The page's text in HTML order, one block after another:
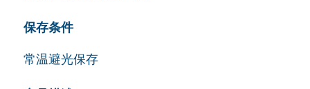
保存条件
常温避光保存